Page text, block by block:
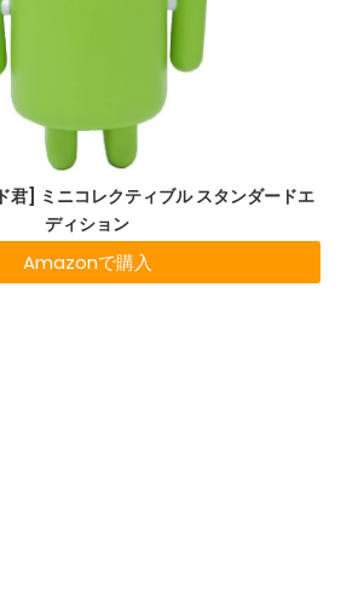
] ミニコレクティブル スタンダードエ
ディション
Amazonで購入